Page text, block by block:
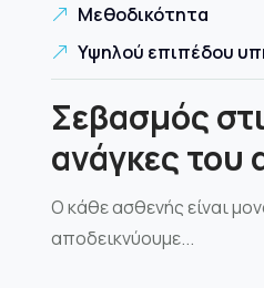
Μεθοδικότητα
Υψηλού επιπέδου
Σεβασμός
ανάγκες του
Ο κάθε ασθενής είναι
αποδεικνύουμε...